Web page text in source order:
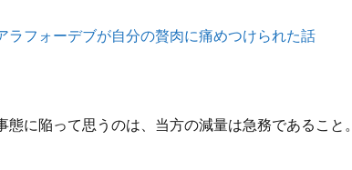
ラフォーデブが自分の贅肉に痛めつけられた話
態に陥って思うのは、当方の減量は急務であること。